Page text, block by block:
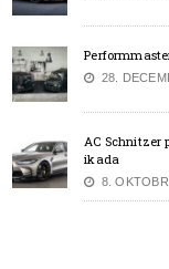
28.
AC Schnitzer
ikada
8.